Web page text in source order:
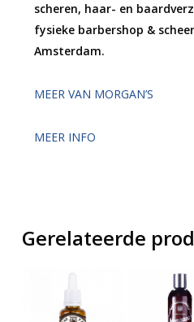
scheren, haar- en
fysieke barbershop &
Amsterdam.
MEER VAN MORGAN’S
MEER INFO
Gerelateerde